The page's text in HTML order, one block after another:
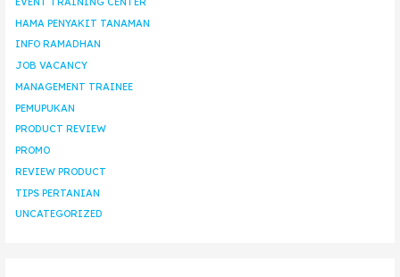
HAMA PENYAKIT TANAMAN
INFO RAMADHAN
JOB VACANCY
MANAGEMENT TRAINEE
PEMUPUKAN
PRODUCT REVIEW
PROMO
REVIEW PRODUCT
TIPS PERTANIAN
UNCATEGORIZED